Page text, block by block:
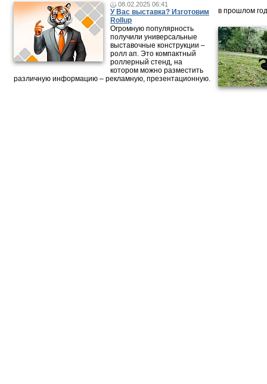
08.02.2025 06:41
У Вас выставка? Изготовим
Rollup
Огромную популярность
получили универсальные
выставочные конструкции –
ролл ап. Это компактный
роллерный стенд, на
котором можно разместить
различную информацию – рекламную, презентационную.
в прошлом